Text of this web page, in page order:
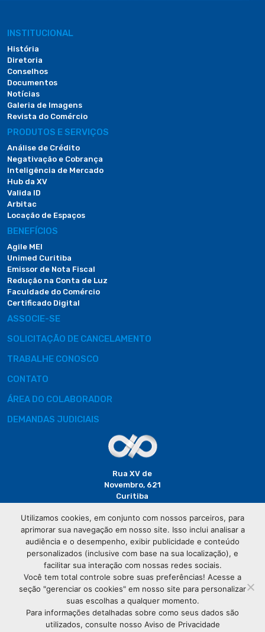
INSTITUCIONAL
História
Diretoria
Conselhos
Documentos
Notícias
Galeria de Imagens
Revista do Comércio
PRODUTOS E SERVIÇOS
Análise de Crédito
Negativação e Cobrança
Inteligência de Mercado
Hub da XV
Valida ID
Arbitac
Locação de Espaços
BENEFÍCIOS
Agile MEI
Unimed Curitiba
Emissor de Nota Fiscal
Redução na Conta de Luz
Faculdade do Comércio
Certificado Digital
ASSOCIE-SE
SOLICITAÇÃO DE CANCELAMENTO
TRABALHE CONOSCO
CONTATO
ÁREA DO COLABORADOR
DEMANDAS JUDICIAIS
Rua XV de
Novembro, 621
Curitiba
(41) 3320-
2929
© CopyrightAssociação Comercial do Paraná - Todos os
Utilizamos cookies, em conjunto com nossos parceiros, para
aprimorar sua navegação em nosso site. Isso inclui analisar a
audiência e o desempenho, exibir publicidade e conteúdo
personalizados (inclusive com base na sua localização), e
facilitar sua interação com nossas redes sociais.
Você tem total controle sobre suas preferências! Acesse a
seção "gerenciar os cookies" em nosso site para personalizar
suas escolhas a qualquer momento.
Para informações detalhadas sobre como seus dados são
utilizados, consulte nosso Aviso de Privacidade